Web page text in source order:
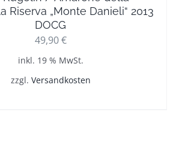
Riserva „Monte Danieli“ 2013
DOCG
49,90€
inkl. 19 % MwSt.
zzgl. Versandkosten